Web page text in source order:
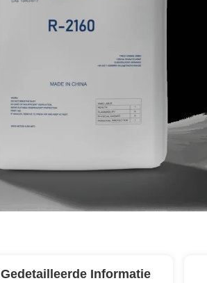
Gedetailleerde Informatie